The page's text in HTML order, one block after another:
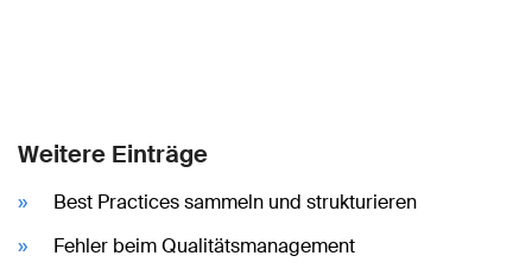
Weitere Einträge
Best Practices sammeln und strukturieren
Fehler beim Qualitätsmanagement